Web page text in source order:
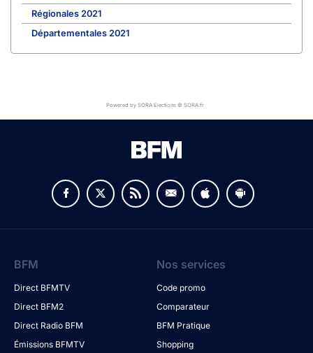
Régionales 2021
Départementales 2021
Powered by SORA Elections © SORA.fr
BFM
Direct BFMTV
Direct BFM2
Direct Radio BFM
Émissions BFMTV
Nos services
Code promo
Comparateur
BFM Pratique
Shopping